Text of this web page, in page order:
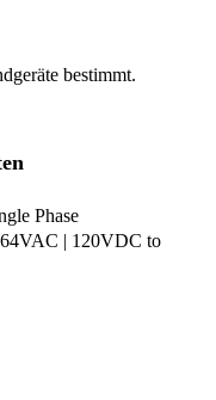
bestimmt.
Phase
| 120VDC to